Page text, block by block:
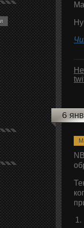
6